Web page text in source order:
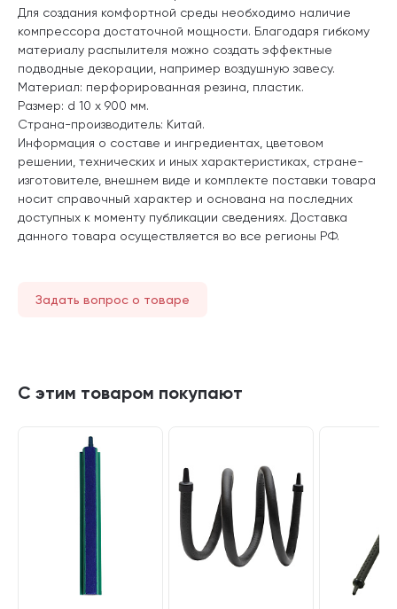
Для создания комфортной среды необходимо наличие
компрессора достаточной мощности. Благодаря гибкому
материалу распылителя можно создать эффектные
подводные декорации, например воздушную завесу.
Материал: перфорированная резина, пластик.
Размер: d 10 х 900 мм.
Страна-производитель: Китай.
Информация о составе и ингредиентах, цветовом
решении, технических и иных характеристиках, стране-
изготовителе, внешнем виде и комплекте поставки товара
носит справочный характер и основана на последних
доступных к моменту публикации сведениях. Доставка
данного товара осуществляется во все регионы РФ.
Задать вопрос о товаре
С этим товаром покупают